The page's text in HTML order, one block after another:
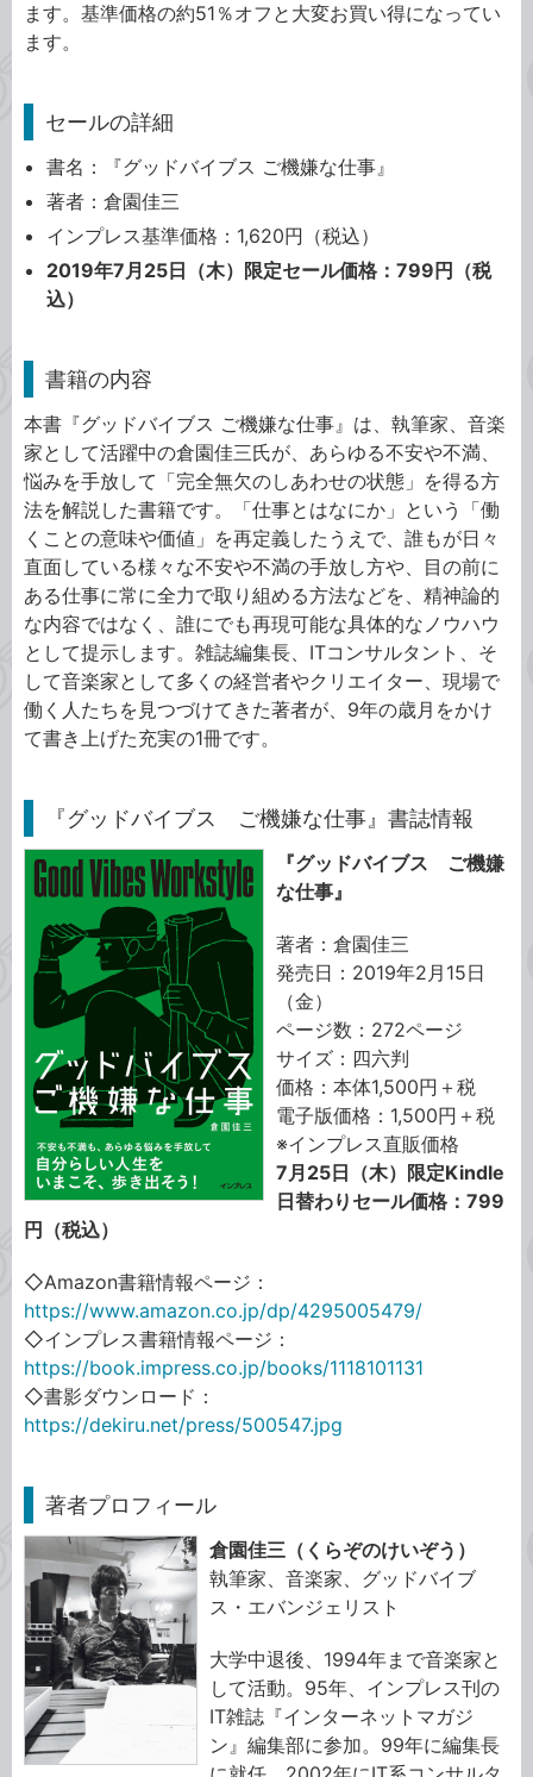
ます。基準価格の約51％オフと大変お買い得になってい
ます。
セールの詳細
書名：『グッドバイブス ご機嫌な仕事』
著者：倉園佳三
インプレス基準価格：1,620円（税込）
2019年7月25日（木）限定セール価格：799円（税
込）
書籍の内容
本書『グッドバイブス ご機嫌な仕事』は、執筆家、音楽
家として活躍中の倉園佳三氏が、あらゆる不安や不満、
悩みを手放して「完全無欠のしあわせの状態」を得る方
法を解説した書籍です。「仕事とはなにか」という「働
くことの意味や価値」を再定義したうえで、誰もが日々
直面している様々な不安や不満の手放し方や、目の前に
ある仕事に常に全力で取り組める方法などを、精神論的
な内容ではなく、誰にでも再現可能な具体的なノウハウ
として提示します。雑誌編集長、ITコンサルタント、そ
して音楽家として多くの経営者やクリエイター、現場で
働く人たちを見つづけてきた著者が、9年の歳月をかけ
て書き上げた充実の1冊です。
『グッドバイブス ご機嫌な仕事』書誌情報
『グッドバイブス ご機嫌
な仕事』
著者：倉園佳三
発売日：2019年2月15日
（金）
ページ数：272ページ
サイズ：四六判
価格：本体1,500円＋税
電子版価格：1,500円＋税
※インプレス直販価格
7月25日（木）限定Kindle
日替わりセール価格：799
円（税込）
◇Amazon書籍情報ページ：
https://www.amazon.co.jp/dp/4295005479/
◇インプレス書籍情報ページ：
https://book.impress.co.jp/books/1118101131
◇書影ダウンロード：
https://dekiru.net/press/500547.jpg
著者プロフィール
倉園佳三（くらぞのけいぞう）
執筆家、音楽家、グッドバイブ
ス・エバンジェリスト
大学中退後、1994年まで音楽家と
して活動。95年、インプレス刊の
IT雑誌『インターネットマガジ
ン』編集部に参加。99年に編集長